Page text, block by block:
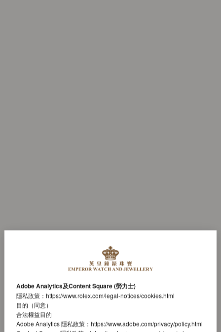
Adobe Analytics及Content Square (勞力士)
隱私政策： https://www.rolex.com/legal-notices/cookies.html
目的（同意）
合法權益目的
Adobe Analytics 隱私政策： https://www.adobe.com/privacy/policy.html